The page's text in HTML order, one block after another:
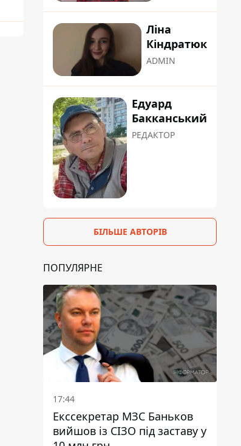
Ліна
Кіндратюк
ADMIN
Едуард
Бакканський
РЕДАКТОР
БІЛЬШЕ АВТОРІВ
ПОПУЛЯРНЕ
17:44
Екссекретар МЗС Баньков
вийшов із СІЗО під заставу у